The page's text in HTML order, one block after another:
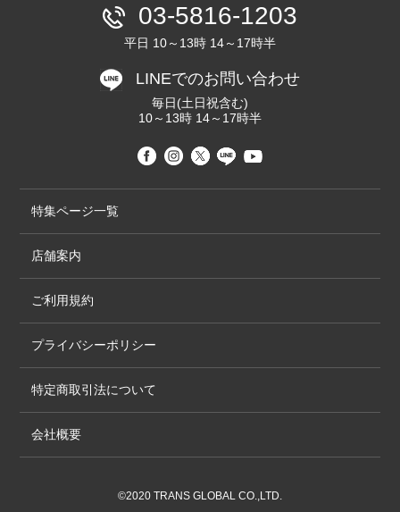
03-5816-1203
平日 10～13時 14～17時半
LINEでのお問い合わせ
毎日(土日祝含む)
10～13時 14～17時半
特集ページ一覧
店舗案内
ご利用規約
プライバシーポリシー
特定商取引法について
会社概要
©2020 TRANS GLOBAL CO.,LTD.